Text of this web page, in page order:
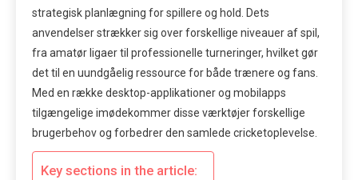
strategisk planlægning for spillere og hold. Dets
anvendelser strækker sig over forskellige niveauer af spil,
fra amatør ligaer til professionelle turneringer, hvilket gør
det til en uundgåelig ressource for både trænere og fans.
Med en række desktop-applikationer og mobilapps
tilgængelige imødekommer disse værktøjer forskellige
brugerbehov og forbedrer den samlede cricketoplevelse.
Key sections in the article: